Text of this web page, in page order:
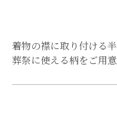
刺
日
着物の襟に取り付ける
葬祭に使える柄をご用意